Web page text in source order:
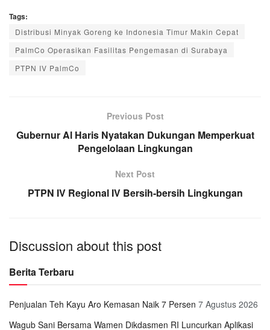
Tags:
Distribusi Minyak Goreng ke Indonesia Timur Makin Cepat
PalmCo Operasikan Fasilitas Pengemasan di Surabaya
PTPN IV PalmCo
Previous Post
Gubernur Al Haris Nyatakan Dukungan Memperkuat
Pengelolaan Lingkungan
Next Post
PTPN IV Regional IV Bersih-bersih Lingkungan
Discussion about this post
Berita Terbaru
Penjualan Teh Kayu Aro Kemasan Naik 7 Persen 7 Agustus 2026
Wagub Sani Bersama Wamen Dikdasmen RI Luncurkan Aplikasi